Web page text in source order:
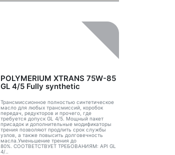
POLYMERIUM XTRANS 75W-85
GL 4/5 Fully synthetic
Трансмиссионное полностью синтетическое
масло для любых трансмиссий, коробок
передач, редукторов и прочего, где
требуется допуск GL 4/5. Мощный пакет
присадок и дополнительные модификаторы
трения позволяют продлить срок службы
узлов, а также повысить долговечность
масла.Уменьшение трения до
80%. СООТВЕТСТВУЕТ ТРЕБОВАНИЯМ: API GL
4/..